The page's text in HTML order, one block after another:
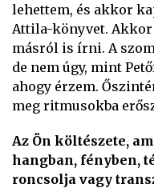
lehettem, és akkor
Attila-könyvet. Akkor
másról is írni. A
de nem úgy, mint
ahogy érzem.
meg ritmusokba
Az Ön költészete,
hangban, fényben,
roncsolja vagy